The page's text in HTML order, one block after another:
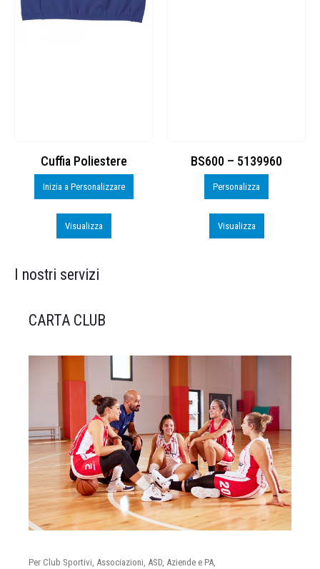
Cuffia Poliestere
Inizia a Personalizzare
Visualizza
BS600 – 5139960
Personalizza
Visualizza
I nostri servizi
CARTA CLUB
Per Club Sportivi, Associazioni, ASD, Aziende e PA,